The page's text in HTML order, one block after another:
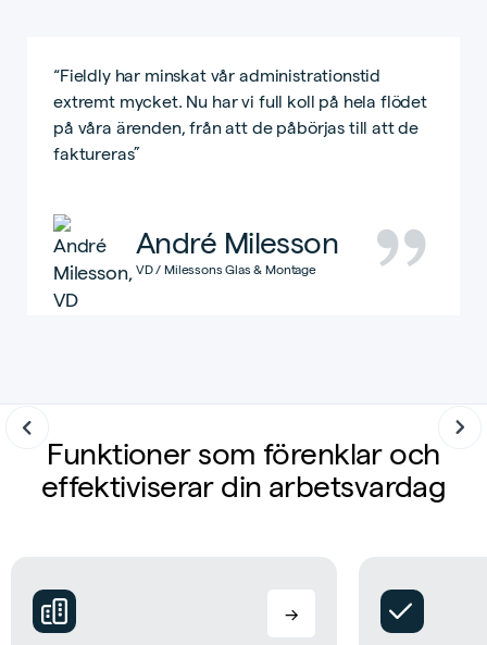
“Fieldly har minskat vår administrationstid
extremt mycket. Nu har vi full koll på hela flödet
på våra ärenden, från att de påbörjas till att de
faktureras”
André Milesson
VD / Milessons Glas & Montage
Slide 2 of 8.
Funktioner som förenklar och
effektiviserar din arbetsvardag
→